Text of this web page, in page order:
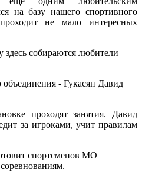
на базу нашего спортивного
не мало интересных
собираются любители
объединения - Гукасян Давид
проходят занятия. Давид
за игроками, учит правилам
спортсменов МО